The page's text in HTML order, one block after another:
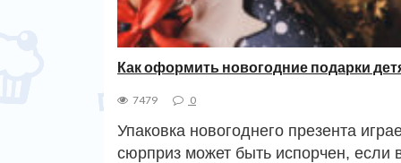
Как оформить новогодние подарки
7479 0
Упаковка новогоднего презента
сюрприз может быть испорчен, если